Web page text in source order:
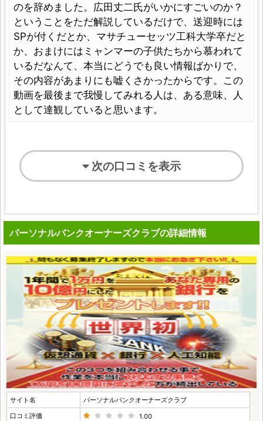
のを辞めました。広田丈二氏がいかにすごいのか？
ということをただ解説しているだけで、送迎時には
SPが付くだとか、マサチューセッツ工科大学卒だと
か、おまけにはミャンマーの子供たちから慕われて
いるだなんて、本当にどうでも良い情報ばかりで、
その内容があまりにも嘘くさかったからです。この
動画を最後まで我慢してみれる人は、ある意味、人
として達観していると思います。
次の口コミを表示
パーソナルバンクオーナーズクラブの詳細情報
サイト名
パーソナルバンクオーナーズクラブ
口コミ評価
1.00